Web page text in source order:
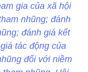
gia của xã hội
nhũng; đánh
đánh giá kết
tác động của
đối với niềm